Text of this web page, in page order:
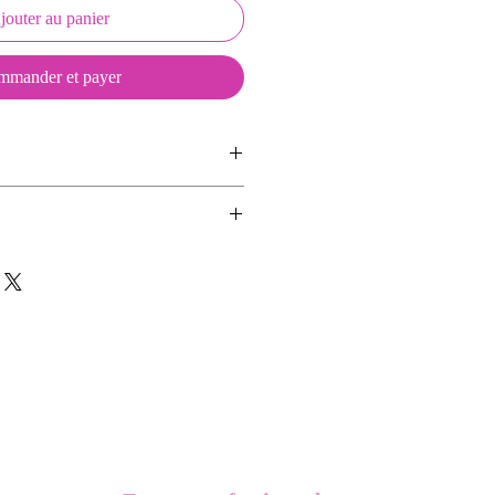
au panier
et payer
du frottement et de l'eau, et
d'une déco et de deux aimants.